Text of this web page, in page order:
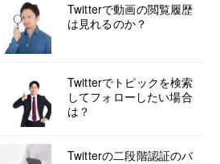
Twitterで動画の閲覧履歴
は見れるのか？
Twitterでトピックを検索
してフォローしたい場合
は？
Twitterの二段階認証のバ